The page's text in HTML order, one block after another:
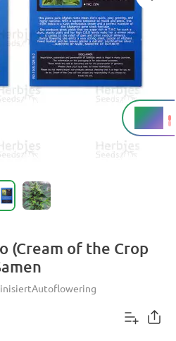
22 %
THC
(Cream of the Crop
Autoflowering